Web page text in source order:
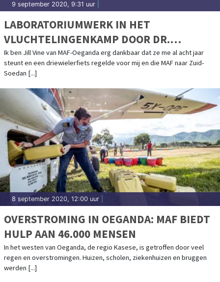
9 september 2020, 9:31 uur
LABORATORIUMWERK IN HET
VLUCHTELINGENKAMP DOOR DR.
JACKSON IN ZIJN DRIEWIELERFIETS
Ik ben Jill Vine van MAF-Oeganda erg dankbaar dat ze me al acht jaar
steunt en een driewielerfiets regelde voor mij en die MAF naar Zuid-
Soedan [...]
8 september 2020, 12:00 uur
OVERSTROMING IN OEGANDA: MAF BIEDT
HULP AAN 46.000 MENSEN
In het westen van Oeganda, de regio Kasese, is getroffen door veel
regen en overstromingen. Huizen, scholen, ziekenhuizen en bruggen
werden [...]